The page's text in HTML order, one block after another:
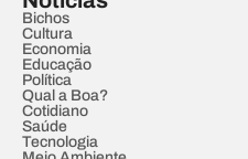
Bichos
Cultura
Economia
Educação
Política
Qual a Boa?
Cotidiano
Saúde
Tecnologia